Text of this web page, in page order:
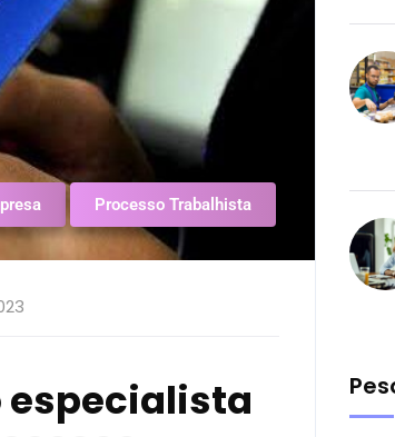
Processo Trabalhista
especialista